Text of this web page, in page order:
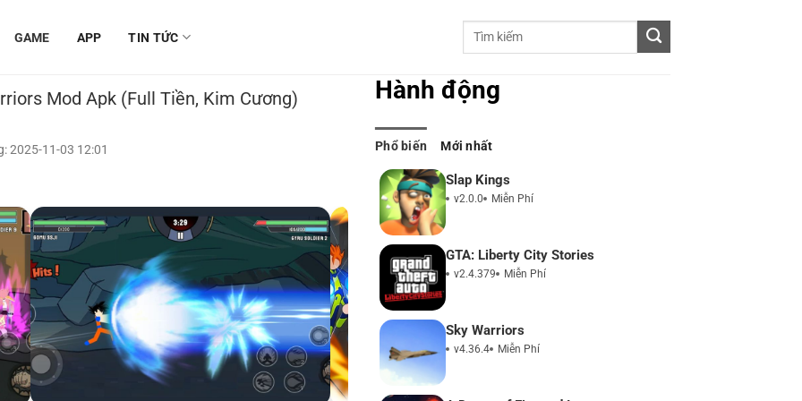
GAME APP TIN TỨC
Mod Apk (Full Tiền, Kim Cương)
2025-11-03 12:01
Hành động
Phổ biến Mới nhất
Slap Kings
v2.0.0 Miễn Phí
GTA: Liberty City Stories
v2.4.379 Miễn Phí
Sky Warriors
v4.36.4 Miễn Phí